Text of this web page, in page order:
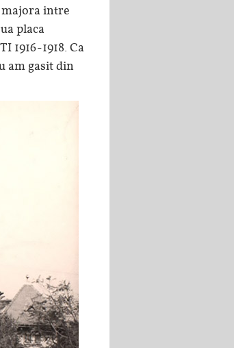
majora intre
placa
1916-1918. Ca
am gasit din